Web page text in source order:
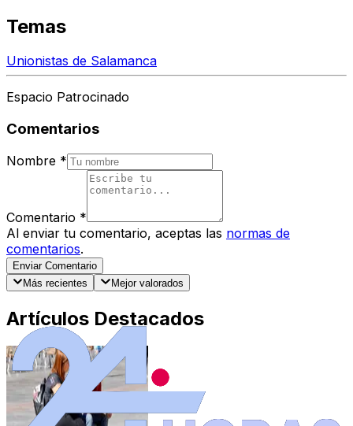
Temas
Unionistas de Salamanca
Espacio Patrocinado
Comentarios
Nombre *
Comentario *
Al enviar tu comentario, aceptas las normas de
comentarios.
Enviar Comentario
Más recientes
Mejor valorados
Artículos Destacados